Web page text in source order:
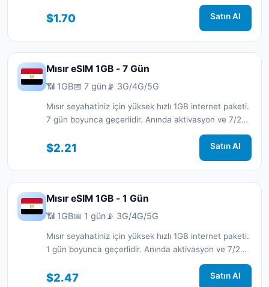
$1.70 Satın Al
Mısır eSIM 1GB - 7 Gün
📶 1GB📅 7 gün📡 3G/4G/5G
Mısır seyahatiniz için yüksek hızlı 1GB internet paketi.
7 gün boyunca geçerlidir. Anında aktivasyon ve 7/24
$2.21 Satın Al
Mısır eSIM 1GB - 1 Gün
📶 1GB📅 1 gün📡 3G/4G/5G
Mısır seyahatiniz için yüksek hızlı 1GB internet paketi.
1 gün boyunca geçerlidir. Anında aktivasyon ve 7/24
$2.47 Satın Al